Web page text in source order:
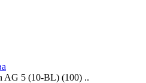
AG 5 (10-BL) (100) ..